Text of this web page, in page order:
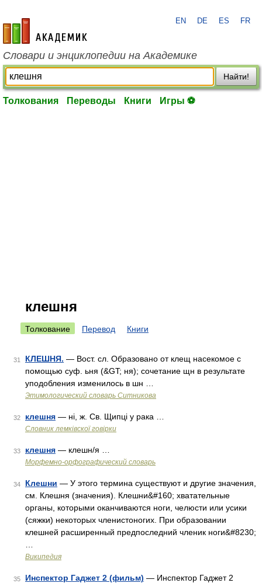
academic.ru
EN DE ES FR
Словари и энциклопедии на Академике
Найти!
Толкования Переводы Книги Игры ⚽
клешня
Толкование Перевод Книги
31 КЛЕШНЯ. — Вост. сл. Образовано от клещ насекомое с
помощью суф. ьня (&GT; ня); сочетание щн в результате
уподобления изменилось в шн …
Этимологический словарь Ситникова
32 клешня — ні, ж. Св. Щипці у рака …
Словник лемківскої говірки
33 клешня — клешн/я …
Морфемно-орфографический словарь
34 Клешни — У этого термина существуют и другие значения,
см. Клешня (значения). Клешни&#160; хватательные
органы, которыми оканчиваются ноги, челюсти или усики
(сяжки) некоторых членистоногих. При образовании
клешней расширенный предпоследний членик ноги&#8230;
Википедия
35 Инспектор Гаджет 2 (фильм) — Инспектор Гаджет 2